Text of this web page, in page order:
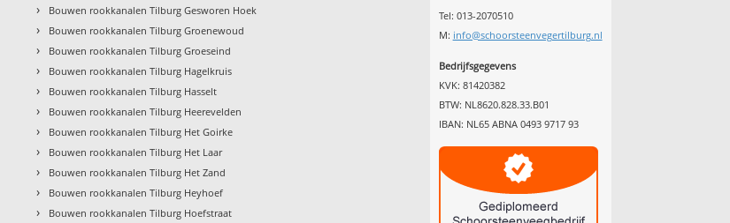
› Bouwen rookkanalen Tilburg Gesworen Hoek
› Bouwen rookkanalen Tilburg Groenewoud
› Bouwen rookkanalen Tilburg Groeseind
› Bouwen rookkanalen Tilburg Hagelkruis
› Bouwen rookkanalen Tilburg Hasselt
› Bouwen rookkanalen Tilburg Heerevelden
› Bouwen rookkanalen Tilburg Het Goirke
› Bouwen rookkanalen Tilburg Het Laar
› Bouwen rookkanalen Tilburg Het Zand
› Bouwen rookkanalen Tilburg Heyhoef
› Bouwen rookkanalen Tilburg Hoefstraat
Tel: 013-2070510
M: info@schoorsteenvegertilburg.nl
Bedrijfsgegevens
KVK: 81420382
BTW: NL8620.828.33.B01
IBAN: NL65 ABNA 0493 9717 93